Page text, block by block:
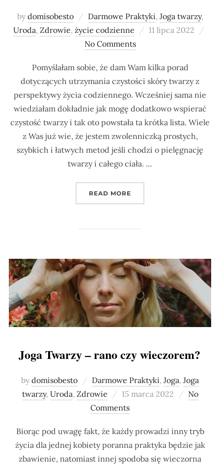
bydomisobesto Darmowe Praktyki, Joga twarzy,
Uroda, Zdrowie, życie codzienne
Posted
11 lipca 2022
No Comments
Pomyślałam sobie, że dam Wam kilka porad
dotyczących utrzymania czystości skóry twarzy z
perspektywy życia codziennego. Wcześniej sama nie
wiedziałam dokładnie jak mogę dodatkowo wspierać
czystość twarzy i tak oto powstała ta krótka lista. Wiele
z Was już wie, że jestem zwolenniczką prostych,
szybkich i łatwych metod jeśli chodzi o pielęgnację
twarzy i całego ciała. …
READ MORE
Joga Twarzy – rano czy wieczorem?
bydomisobesto Darmowe Praktyki, Joga, Joga
twarzy, Uroda, Zdrowie
Posted
on
15 marca 2022
No
Comments
Biorąc pod uwagę fakt, że każdy prowadzi inny tryb
życia dla jednej kobiety poranna praktyka będzie jak
zbawienie, natomiast innej spodoba się wieczorna